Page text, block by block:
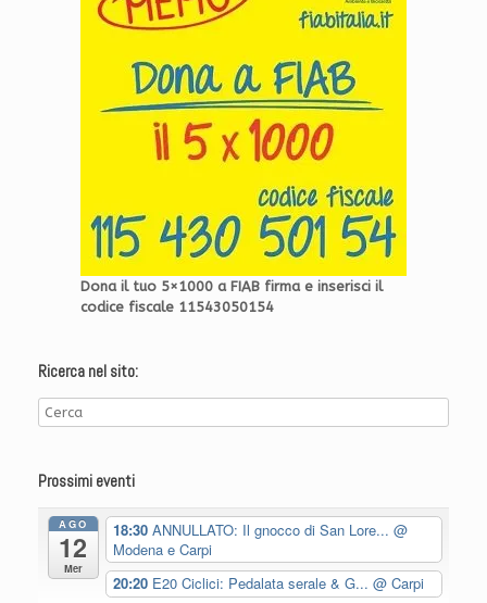
Dona il tuo 5×1000 a FIAB firma e inserisci il
codice fiscale 11543050154
Ricerca nel sito:
Prossimi eventi
AGO
12
Mer
18:30 ANNULLATO: Il gnocco di San Lore... @
Modena e Carpi
20:20 E20 Ciclici: Pedalata serale & G... @ Carpi